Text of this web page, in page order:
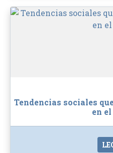
Tendencias sociales
en